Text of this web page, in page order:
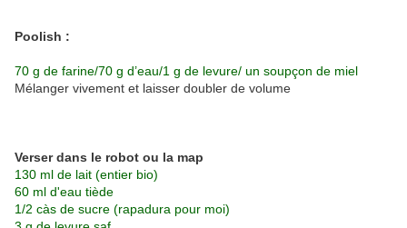
Poolish :
70 g de farine/70 g d’eau/1 g de levure/ un soupçon de miel
Mélanger vivement et laisser doubler de volume
Verser dans le robot ou la map
130 ml de lait (entier bio)
60 ml d'eau tiède
1/2 càs de sucre (rapadura pour moi)